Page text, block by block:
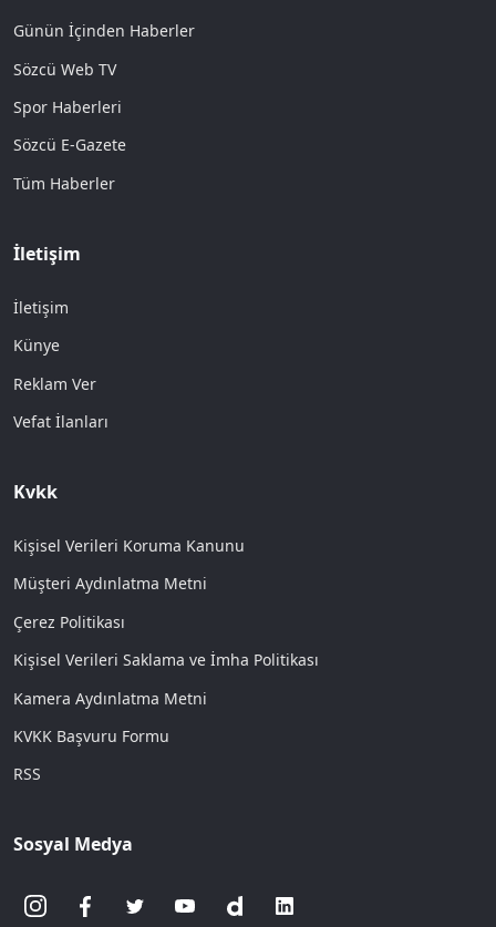
Günün İçinden Haberler
Sözcü Web TV
Spor Haberleri
Sözcü E-Gazete
Tüm Haberler
İletişim
İletişim
Künye
Reklam Ver
Vefat İlanları
Kvkk
Kişisel Verileri Koruma Kanunu
Müşteri Aydınlatma Metni
Çerez Politikası
Kişisel Verileri Saklama ve İmha Politikası
Kamera Aydınlatma Metni
KVKK Başvuru Formu
RSS
Sosyal Medya